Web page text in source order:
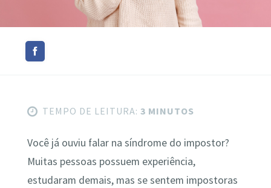
TEMPO DE LEITURA: 3 MINUTOS
Você já ouviu falar na síndrome do impostor?
Muitas pessoas possuem experiência,
estudaram demais, mas se sentem impostoras